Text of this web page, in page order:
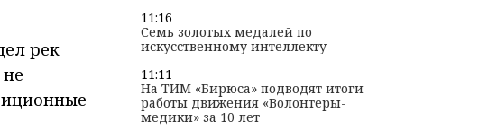
рек
11:16
Семь золотых медалей по
искусственному интеллекту
11:11
На ТИМ «Бирюса» подводят итоги
работы движения «Волонтеры-
медики» за 10 лет